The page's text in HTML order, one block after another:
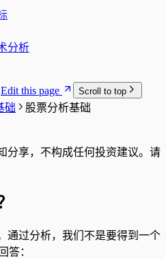
分析
Edit this page Scroll to top
础 股票分析基础
分享，不构成任何投资建议。请
通过分析，我们不是要得到一个
答：